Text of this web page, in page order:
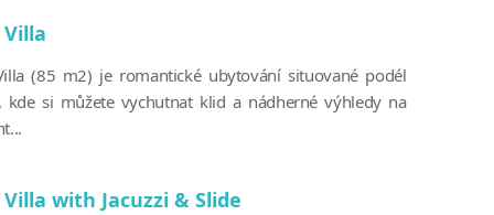
(85 m2) je romantické ubytování situované podél
kde si můžete vychutnat klid a nádherné výhledy na
with Jacuzzi & Slide